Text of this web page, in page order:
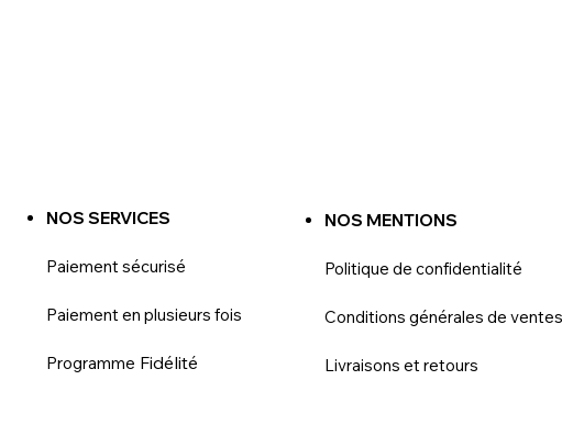
NOS SERVICES
Paiement sécurisé
Paiement en plusieurs fois
Programme Fidélité
NOS MENTIONS
Politique de confidentialité
Conditions générales de ventes
Livraisons et retours